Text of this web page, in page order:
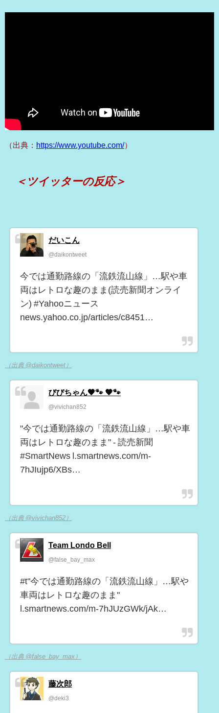
（出典： https://www.youtube.com/）
＜ツイッターの反応＞
だいこん
@daikontweet
今では通勤路線の「流鉄流山線」…駅や車
両はレトロな趣のまま(読売新聞オンライ
ン) #Yahooニュース
news.yahoo.co.jp/articles/c8451…
（出典 @daikontweet）
びびちゃん🖤🐾 🧡🐾
@vivichan852
"今では通勤路線の「流鉄流山線」…駅や車
両はレトロな趣のまま" - 読売新聞
#SmartNews l.smartnews.com/m-
7hJIujp6/XBs…
（出典 @vivichan852）
Team Londo Bell
@false_bay_max
#t"今では通勤路線の「流鉄流山線」…駅や
車両はレトロな趣のまま"
l.smartnews.com/m-7hJUzGWk/jAk…
（出典 @false_bay_max）
藤次郎
@deki3